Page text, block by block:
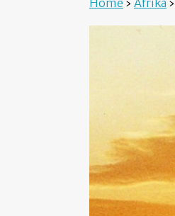
Home › Afrika ›